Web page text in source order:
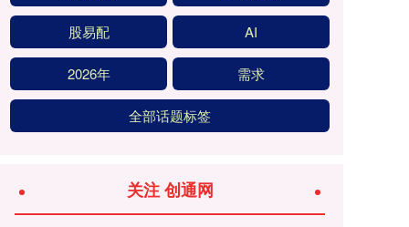
股易配 AI
2026年 需求
全部话题标签
关注 创通网